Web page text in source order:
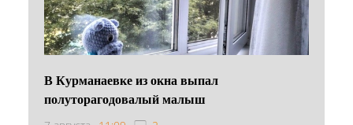
В Курманаевке из окна выпал
полуторагодовалый малыш